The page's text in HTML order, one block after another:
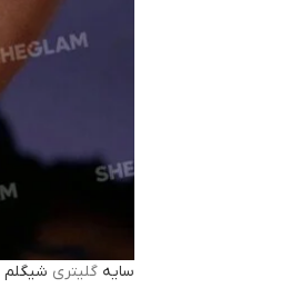
سایه گلیتری شیگلم